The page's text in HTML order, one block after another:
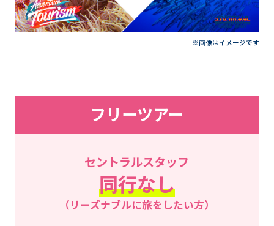
※画像はイメージです
フリーツアー
セントラルスタッフ
同行なし
（リーズナブルに旅をしたい方）